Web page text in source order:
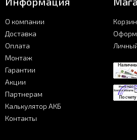
О компании
Доставка
Оплата
Монтаж
Гарантии
Акции
Партнерам
Калькулятор АКБ
Контакты